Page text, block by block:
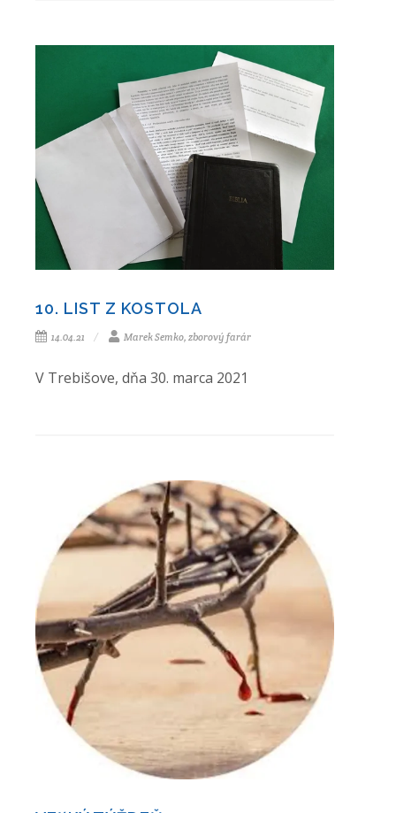
10. LIST Z KOSTOLA
14.04.21 Marek Semko, zborový farár
V Trebišove, dňa 30. marca 2021